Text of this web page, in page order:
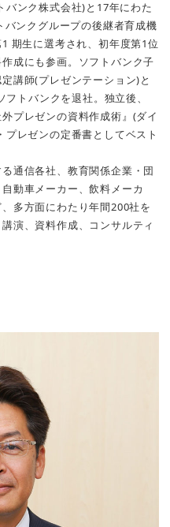
バンク株式会社)と17年にわた
ンクグループの後継者育成機
期生に選考され、初年度第1位
成にも参画。ソフトバンク子
講師(プレゼンテーション)と
トバンクを退社。独立後、
プレゼンの資料作成術』(ダイ
レゼンの定番書としてベスト
通信各社、教育関係企業・団
動車メーカー、飲料メーカ
多方面にわたり年間200社を
演、資料作成、コンサルティ